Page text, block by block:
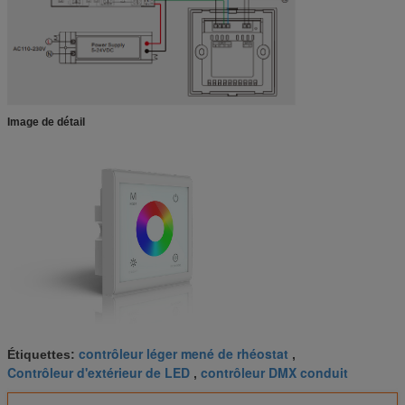
Image de détail
Étiquettes: contrôleur léger mené de rhéostat ,
Contrôleur d'extérieur de LED , contrôleur DMX conduit